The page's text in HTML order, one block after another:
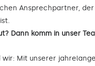
Ansprechpartner,
Dann komm in unser
wir: Mit unserer